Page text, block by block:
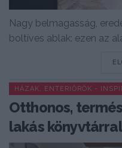
Nagy belmagasság,
boltíves ablak: ezen az
HÁZAK, ENTERIŐRÖK -
Otthonos,
lakás